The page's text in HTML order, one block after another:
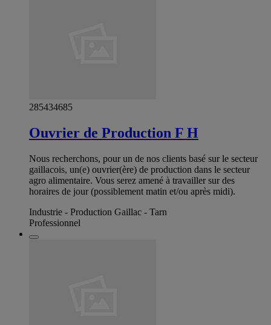
285434685
Ouvrier de Production F H
Nous recherchons, pour un de nos clients basé sur le secteur
gaillacois, un(e) ouvrier(ère) de production dans le secteur
agro alimentaire. Vous serez amené à travailler sur des
horaires de jour (possiblement matin et/ou après midi).
Industrie - Production Gaillac - Tarn
Professionnel